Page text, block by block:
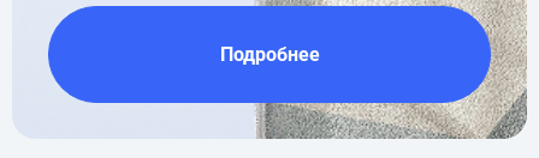
Подробнее